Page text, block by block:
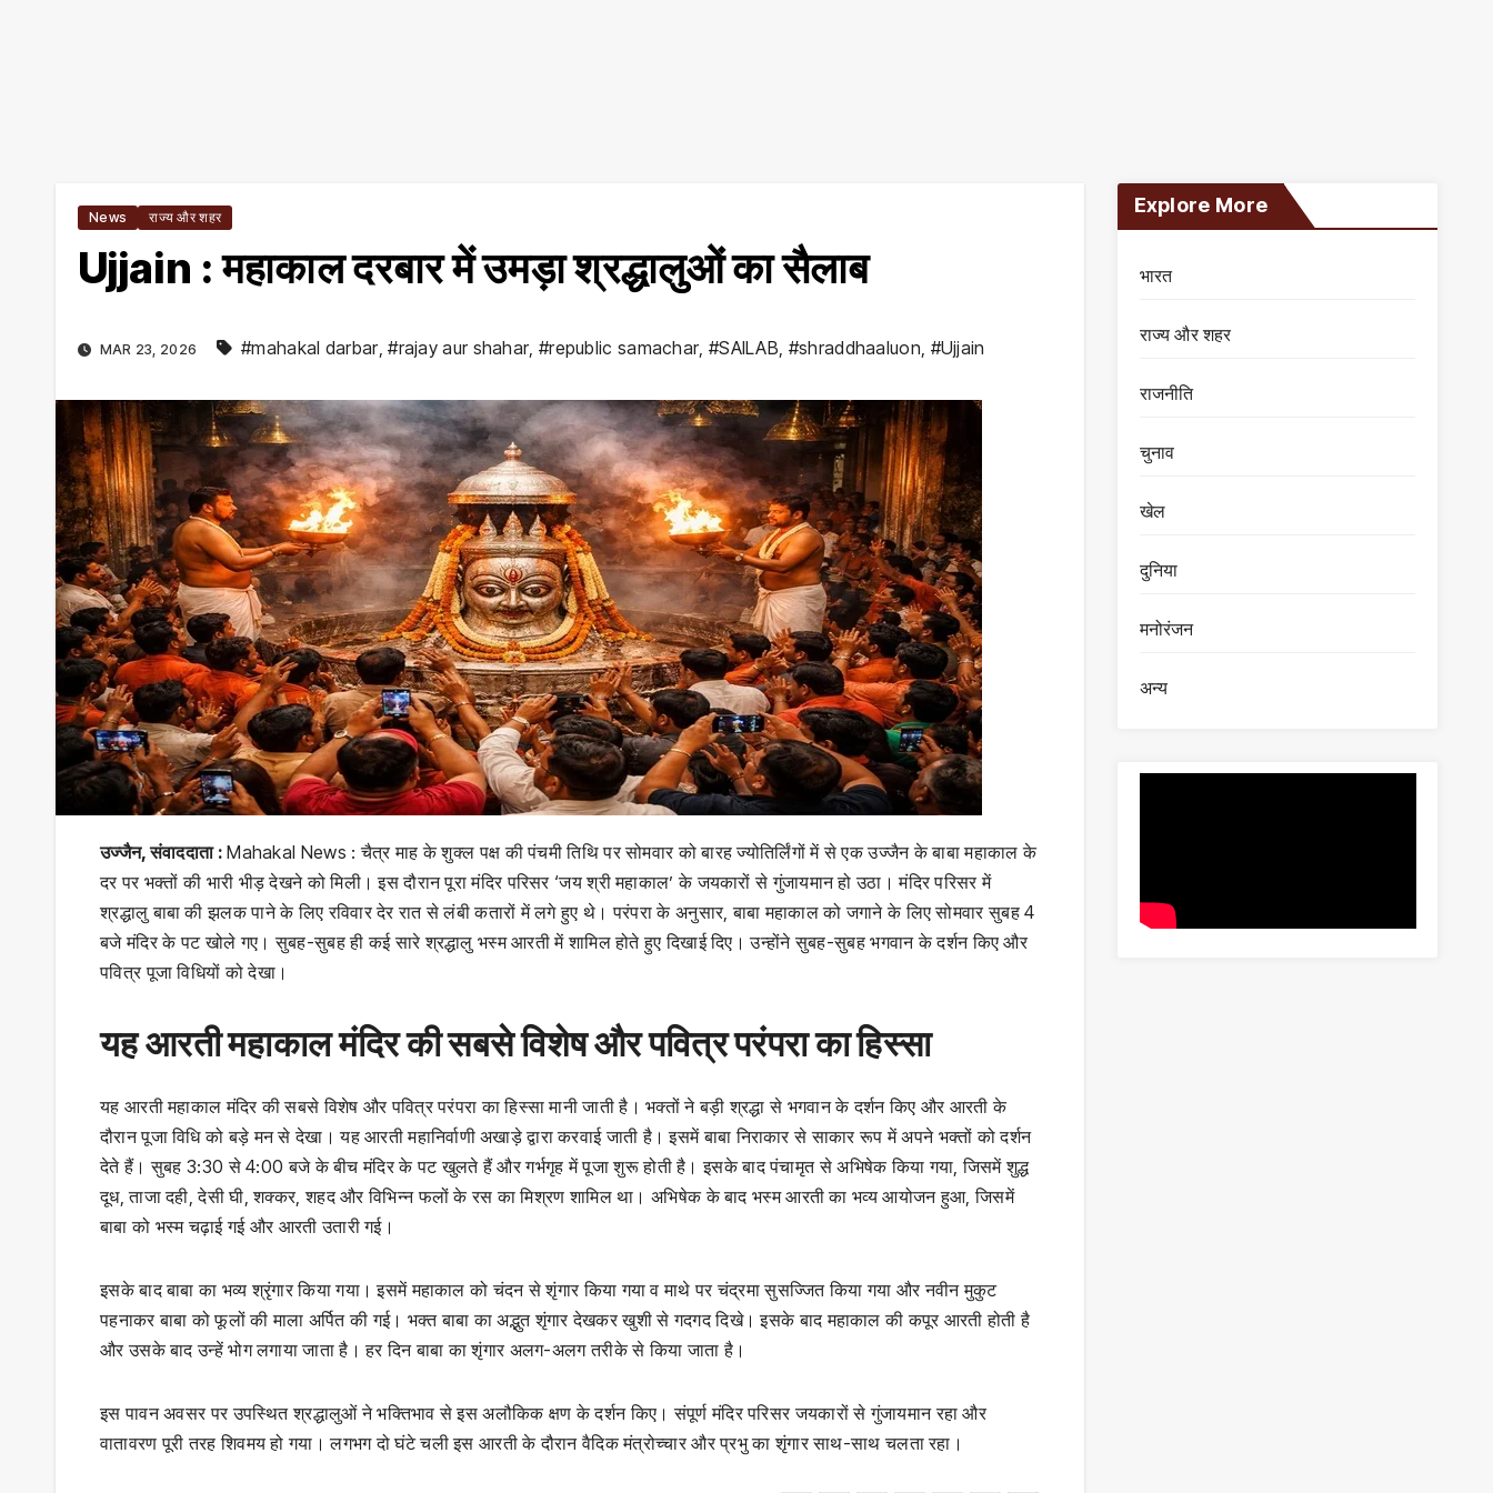
News राज्य और शहर
Ujjain : महाकाल दरबार में उमड़ा श्रद्धालुओं का सैलाब
MAR 23, 2026 #mahakal darbar,#rajay aur shahar, #republic samachar, #SAILAB, #shraddhaaluon, #Ujjain
उज्जैन, संवाददाता :Mahakal News : चैत्र माह के शुक्ल पक्ष की पंचमी तिथि पर सोमवार को बारह ज्योतिर्लिंगों में से एक उज्जैन के बाबा महाकाल के
दर पर भक्तों की भारी भीड़ देखने को मिली। इस दौरान पूरा मंदिर परिसर ‘जय श्री महाकाल’ के जयकारों से गुंजायमान हो उठा। मंदिर परिसर में
श्रद्धालु बाबा की झलक पाने के लिए रविवार देर रात से लंबी कतारों में लगे हुए थे। परंपरा के अनुसार, बाबा महाकाल को जगाने के लिए सोमवार सुबह 4
बजे मंदिर के पट खोले गए। सुबह-सुबह ही कई सारे श्रद्धालु भस्म आरती में शामिल होते हुए दिखाई दिए। उन्होंने सुबह-सुबह भगवान के दर्शन किए और
पवित्र पूजा विधियों को देखा।
यह आरती महाकाल मंदिर की सबसे विशेष और पवित्र परंपरा का हिस्सा
यह आरती महाकाल मंदिर की सबसे विशेष और पवित्र परंपरा का हिस्सा मानी जाती है। भक्तों ने बड़ी श्रद्धा से भगवान के दर्शन किए और आरती के
दौरान पूजा विधि को बड़े मन से देखा। यह आरती महानिर्वाणी अखाड़े द्वारा करवाई जाती है। इसमें बाबा निराकार से साकार रूप में अपने भक्तों को दर्शन
देते हैं। सुबह 3:30 से 4:00 बजे के बीच मंदिर के पट खुलते हैं और गर्भगृह में पूजा शुरू होती है। इसके बाद पंचामृत से अभिषेक किया गया, जिसमें शुद्ध
दूध, ताजा दही, देसी घी, शक्कर, शहद और विभिन्न फलों के रस का मिश्रण शामिल था। अभिषेक के बाद भस्म आरती का भव्य आयोजन हुआ, जिसमें
बाबा को भस्म चढ़ाई गई और आरती उतारी गई।
इसके बाद बाबा का भव्य श्रृंगार किया गया। इसमें महाकाल को चंदन से शृंगार किया गया व माथे पर चंद्रमा सुसज्जित किया गया और नवीन मुकुट
पहनाकर बाबा को फूलों की माला अर्पित की गई। भक्त बाबा का अद्भुत शृंगार देखकर खुशी से गदगद दिखे। इसके बाद महाकाल की कपूर आरती होती है
और उसके बाद उन्हें भोग लगाया जाता है। हर दिन बाबा का शृंगार अलग-अलग तरीके से किया जाता है।
इस पावन अवसर पर उपस्थित श्रद्धालुओं ने भक्तिभाव से इस अलौकिक क्षण के दर्शन किए। संपूर्ण मंदिर परिसर जयकारों से गुंजायमान रहा और
वातावरण पूरी तरह शिवमय हो गया। लगभग दो घंटे चली इस आरती के दौरान वैदिक मंत्रोच्चार और प्रभु का शृंगार साथ-साथ चलता रहा।
Explore More
भारत
राज्य और शहर
राजनीति
चुनाव
खेल
दुनिया
मनोरंजन
अन्य